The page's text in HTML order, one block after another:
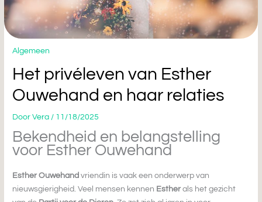
Algemeen
Het privéleven van Esther
Ouwehand en haar relaties
DoorVera / 11/18/2025
Bekendheid en belangstelling
voor Esther Ouwehand
Esther Ouwehand vriendin is vaak een onderwerp van
nieuwsgierigheid. Veel mensen kennen Esther als het gezicht